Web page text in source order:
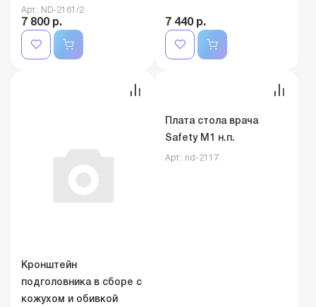
Арт.: ND-2161/2
7 800 р. 7 440 р.
Кронштейн
подголовника в сборе с
кожухом и обивкой